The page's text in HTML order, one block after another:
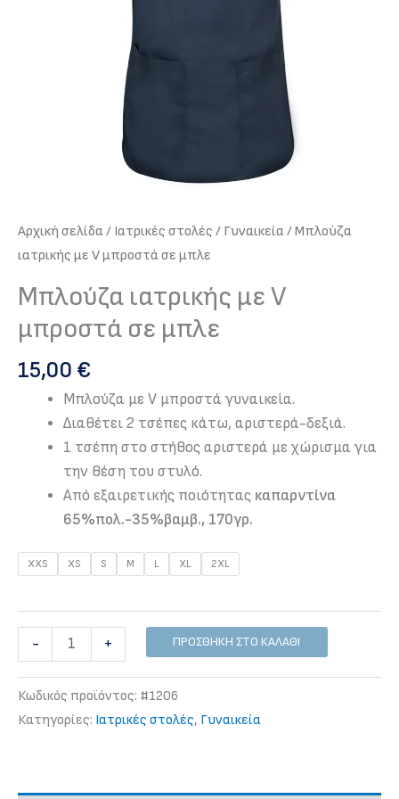
Αρχική σελίδα/ Iατρικές στολές / Γυναικεία/ Μπλούζα
ιατρικής με V μπροστά σε μπλε
Μπλούζα ιατρικής με V
μπροστά σε μπλε
15,00 €
Μπλούζα με V μπροστά γυναικεία.
Διαθέτει 2 τσέπες κάτω, αριστερά-δεξιά.
1 τσέπη στο στήθος αριστερά με χώρισμα για
την θέση του στυλό.
Από εξαιρετικής ποιότητας καπαρντίνα
65%πολ.-35%βαμβ., 170γρ.
XXS XS S M L XL 2XL
-
Μπλούζα
ιατρικής
+ ΠΡΟΣΘΉΚΗ ΣΤΟ ΚΑΛΆΘΙ
Κωδικός προϊόντος: #1206
Κατηγορίες: Iατρικές στολές, Γυναικεία